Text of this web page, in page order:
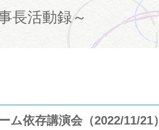
長活動録～
依存講演会（2022/11/21）